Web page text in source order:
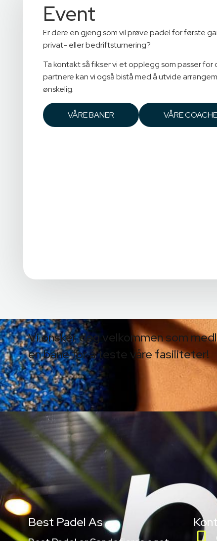
Event
Er dere en gjeng som vil prøve padel for første
privat- eller bedriftsturnering?
Ta kontakt så fikser vi et opplegg som passer for
partnere kan vi også bistå med å utvide
ønskelig.
VÅRE BANER VÅRE
Vi ønsker deg velkommen som
en bane for å teste våre fasiliteter!
Best Padel As
Vi
vårt